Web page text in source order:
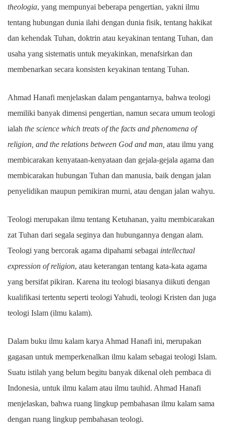
theologia, yang mempunyai beberapa pengertian, yakni ilmu
tentang hubungan dunia ilahi dengan dunia fisik, tentang hakikat
dan kehendak Tuhan, doktrin atau keyakinan tentang Tuhan, dan
usaha yang sistematis untuk meyakinkan, menafsirkan dan
membenarkan secara konsisten keyakinan tentang Tuhan.
Ahmad Hanafi menjelaskan dalam pengantarnya, bahwa teologi
memiliki banyak dimensi pengertian, namun secara umum teologi
ialah the science which treats of the facts and phenomena of
religion, and the relations between God and man, atau ilmu yang
membicarakan kenyataan-kenyataan dan gejala-gejala agama dan
membicarakan hubungan Tuhan dan manusia, baik dengan jalan
penyelidikan maupun pemikiran murni, atau dengan jalan wahyu.
Teologi merupakan ilmu tentang Ketuhanan, yaitu membicarakan
zat Tuhan dari segala seginya dan hubungannya dengan alam.
Teologi yang bercorak agama dipahami sebagai intellectual
expression of religion, atau keterangan tentang kata-kata agama
yang bersifat pikiran. Karena itu teologi biasanya diikuti dengan
kualifikasi tertentu seperti teologi Yahudi, teologi Kristen dan juga
teologi Islam (ilmu kalam).
Dalam buku ilmu kalam karya Ahmad Hanafi ini, merupakan
gagasan untuk memperkenalkan ilmu kalam sebagai teologi Islam.
Suatu istilah yang belum begitu banyak dikenal oleh pembaca di
Indonesia, untuk ilmu kalam atau ilmu tauhid. Ahmad Hanafi
menjelaskan, bahwa ruang lingkup pembahasan ilmu kalam sama
dengan ruang lingkup pembahasan teologi.